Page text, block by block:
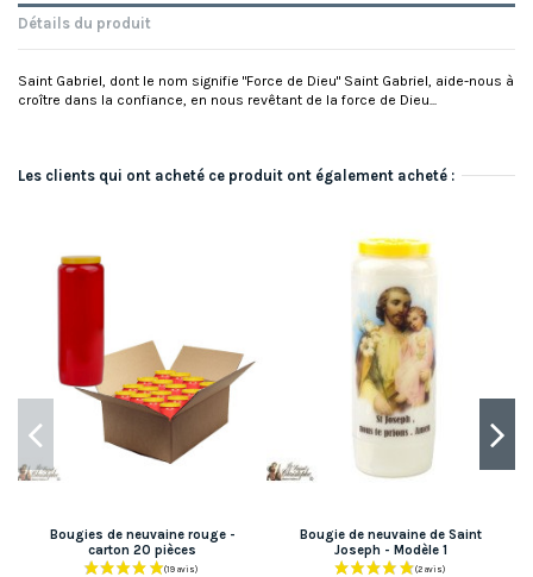
Détails du produit
Saint Gabriel, dont le nom signifie "Force de Dieu" Saint Gabriel, aide-nous à
croître dans la confiance, en nous revêtant de la force de Dieu...
Les clients qui ont acheté ce produit ont également acheté :
Bougies de neuvaine rouge -
carton 20 pièces
Bougie de neuvaine de Saint
Joseph - Modèle 1